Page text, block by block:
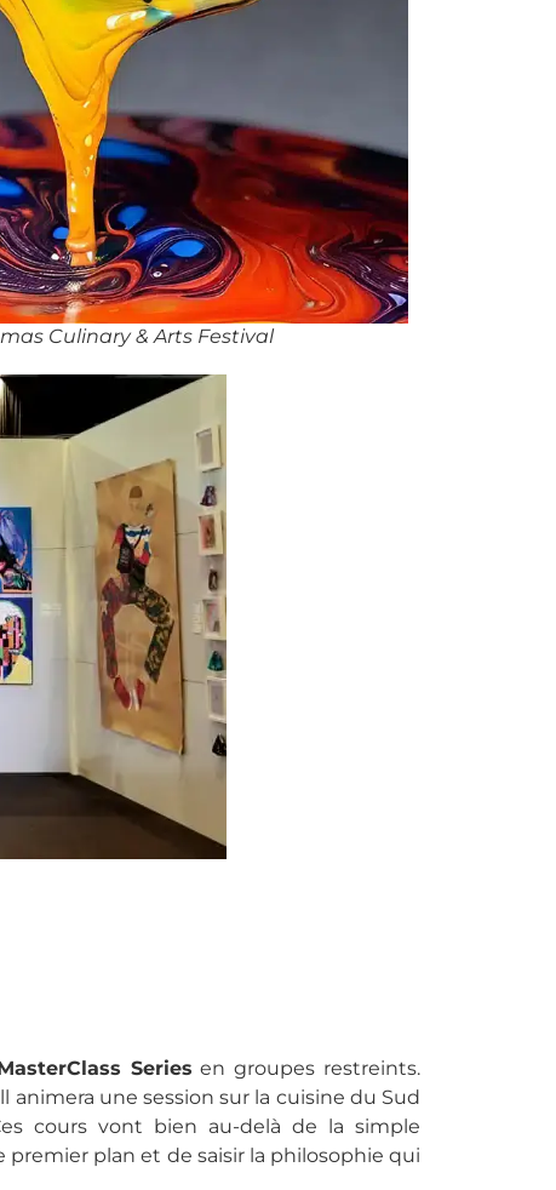
Culinary & Arts Festival
Series en groupes restreints.
animera une session sur la cuisine du Sud
cours vont bien au-delà de la simple
plan et de saisir la philosophie qui